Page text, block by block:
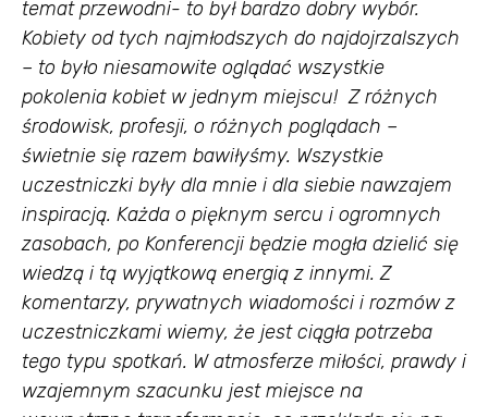
temat przewodni- to był bardzo dobry wybór.
Kobiety od tych najmłodszych do najdojrzalszych
– to było niesamowite oglądać wszystkie
pokolenia kobiet w jednym miejscu! Z różnych
środowisk, profesji, o różnych poglądach –
świetnie się razem bawiłyśmy. Wszystkie
uczestniczki były dla mnie i dla siebie nawzajem
inspiracją. Każda o pięknym sercu i ogromnych
zasobach, po Konferencji będzie mogła dzielić się
wiedzą i tą wyjątkową energią z innymi. Z
komentarzy, prywatnych wiadomości i rozmów z
uczestniczkami wiemy, że jest ciągła potrzeba
tego typu spotkań. W atmosferze miłości, prawdy i
wzajemnym szacunku jest miejsce na